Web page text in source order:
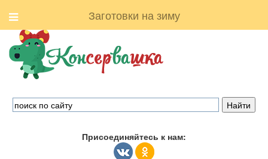
Заготовки на зиму
Присоединяйтесь к нам: